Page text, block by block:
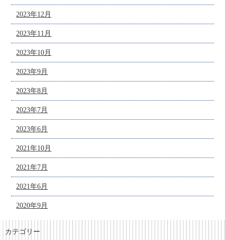
2023年12月
2023年11月
2023年10月
2023年9月
2023年8月
2023年7月
2023年6月
2021年10月
2021年7月
2021年6月
2020年9月
カテゴリー